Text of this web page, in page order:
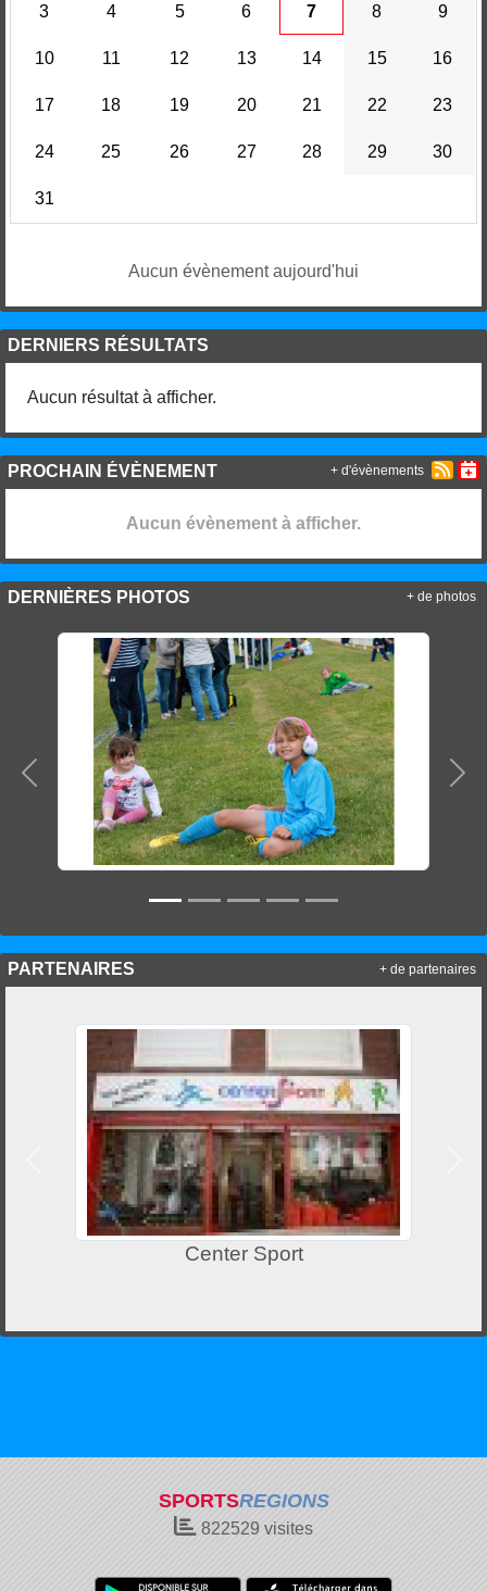
3 4 5 6 7 8 9
10 11 12 13 14 15 16
17 18 19 20 21 22 23
24 25 26 27 28 29 30
31
Aucun évènement aujourd'hui
DERNIERS RÉSULTATS
Aucun résultat à afficher.
PROCHAIN ÉVÈNEMENT
Aucun évènement à afficher.
+ d'évènements
DERNIÈRES PHOTOS
Précedent
+ de photos
PARTENAIRES
Center Sport
Précedent
+ de partenaires
SPORTSREGIONS
822529 visites